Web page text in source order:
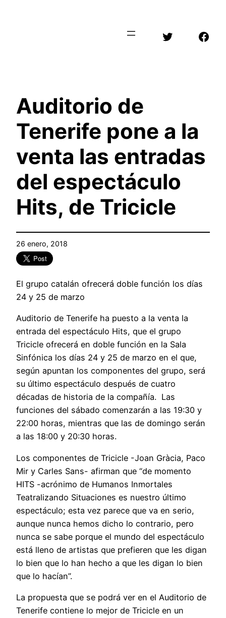
Twitter
Auditorio de
Tenerife pone a la
venta las entradas
del espectáculo
Hits, de Tricicle
26 enero, 2018
El grupo catalán ofrecerá doble función los días
24 y 25 de marzo
Auditorio de Tenerife ha puesto a la venta la
entrada del espectáculo Hits, que el grupo
Tricicle ofrecerá en doble función en la Sala
Sinfónica los días 24 y 25 de marzo en el que,
según apuntan los componentes del grupo, será
su último espectáculo después de cuatro
décadas de historia de la compañía. Las
funciones del sábado comenzarán a las 19:30 y
22:00 horas, mientras que las de domingo serán
a las 18:00 y 20:30 horas.
Los componentes de Tricicle -Joan Gràcia, Paco
Mir y Carles Sans- afirman que “de momento
HITS -acrónimo de Humanos Inmortales
Teatralizando Situaciones­ es nuestro último
espectáculo; esta vez parece que va en serio,
aunque nunca hemos dicho lo contrario, pero
nunca se sabe porque el mundo del espectáculo
está lleno de artistas que prefieren que les digan
lo bien que lo han hecho a que les digan lo bien
que lo hacían”.
La propuesta que se podrá ver en el Auditorio de
Tenerife contiene lo mejor de Tricicle en un